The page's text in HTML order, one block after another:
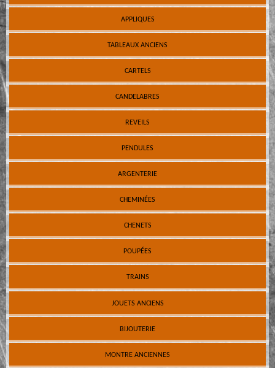
APPLIQUES
TABLEAUX ANCIENS
CARTELS
CANDELABRES
REVEILS
PENDULES
ARGENTERIE
CHEMINÉES
CHENETS
POUPÉES
TRAINS
JOUETS ANCIENS
BIJOUTERIE
MONTRE ANCIENNES